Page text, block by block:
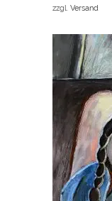
zzgl. Versand